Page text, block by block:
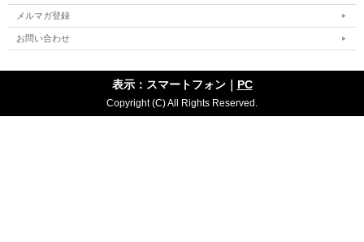
メルマガ登録
お問い合わせ
表示：スマートフォン｜ PC
Copyright (C) All Rights Reserved.